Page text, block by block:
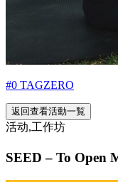
#0 TAGZERO
返回查看活動一覧
活动,工作坊
SEED – To Open